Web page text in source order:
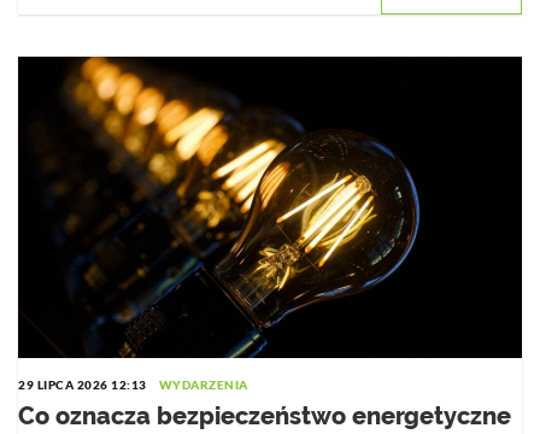
29 LIPCA 2026 12:13 WYDARZENIA
Co oznacza bezpieczeństwo energetyczne